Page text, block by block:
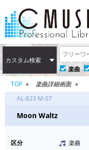
カスタム検索
楽曲
TOP
楽曲詳細画面
AL-823 M-07
Moon Waltz
区分
楽曲